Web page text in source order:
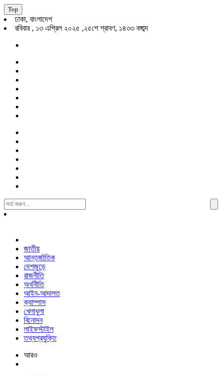
Top
ঢাকা, বাংলাদেশ
রবিবার , ১৩ এপ্রিল ২০২৫ ,২৫শে শ্রাবণ, ১৪৩৩ বঙ্গাব্দ
Search
For:
জাতীয়
আন্তর্জাতিক
দেশজুড়ে
রাজনীতি
অর্থনীতি
আইন-আদালত
ক্যাম্পাস
খেলাধুলা
বিনোদন
লাইফস্টাইল
তথ্যপ্রযুক্তি
আরও